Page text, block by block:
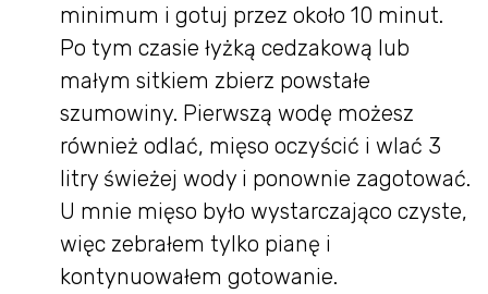
minimum i gotuj przez około 10 minut.
Po tym czasie łyżką cedzakową lub
małym sitkiem zbierz powstałe
szumowiny. Pierwszą wodę możesz
również odlać, mięso oczyścić i wlać 3
litry świeżej wody i ponownie zagotować.
U mnie mięso było wystarczająco czyste,
więc zebrałem tylko pianę i
kontynuowałem gotowanie.